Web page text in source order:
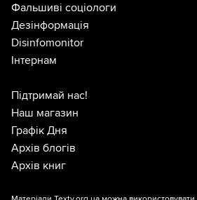
Фальшиві соціологи
Дезінформація
Disinfomonitor
Інтернам
Підтримай нас!
Наш магазин
Графік Дня
Архів блогів
Архів книг